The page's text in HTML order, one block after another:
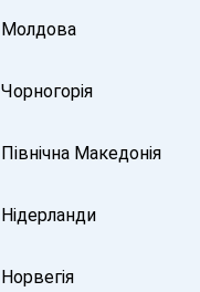
Молдова
Чорногорія
Північна Македонія
Нідерланди
Норвегія